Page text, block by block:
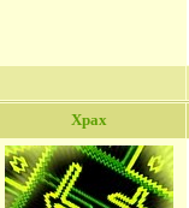
Xpax